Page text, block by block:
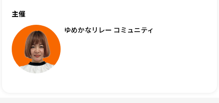
主催
ゆめかなリレー コミュニティ